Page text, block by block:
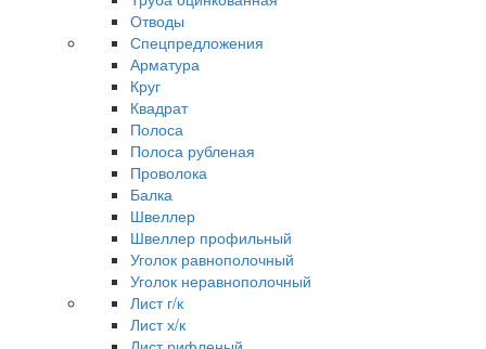
Отводы
Спецпредложения
Арматура
Круг
Квадрат
Полоса
Полоса рубленая
Проволока
Балка
Швеллер
Швеллер профильный
Уголок равнополочный
Уголок неравнополочный
Лист г/к
Лист х/к